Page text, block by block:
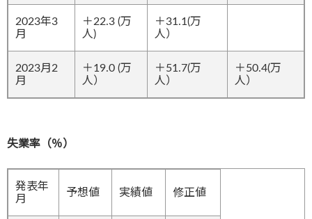
2023年3
月
＋22.3 (万
人)
＋31.1(万
人）
2023月2
月
＋19.0 (万
人）
＋51.7(万
人）
＋50.4(万
人）
失業率（％）
発表年
月
予想値 実績値 修正値